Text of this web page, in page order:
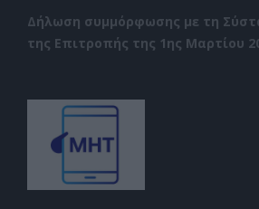
Δήλωση συμμόρφωσης με τη
της Επιτροπής της 1ης Μαρτίου